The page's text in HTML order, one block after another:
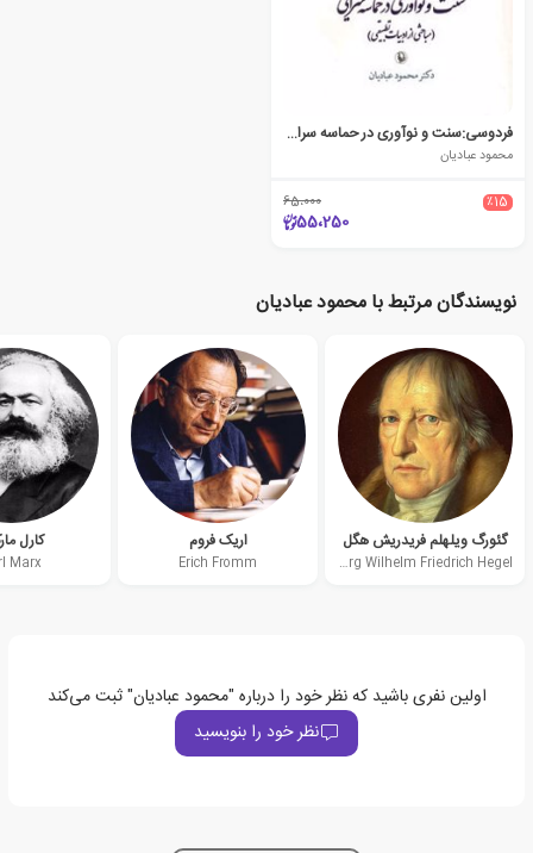
فردوسی:سنت و نوآوری در حماسه سرایی
محمود عبادیان
٪15 65،000
55،250
نویسندگان مرتبط با محمود عبادیان
گئورگ ویلهلم فریدریش هگل
Georg Wilhelm Friedrich Hegel
اریک فروم
Erich Fromm
کارل
Marx
اولین نفری باشید که نظر خود را درباره "محمود عبادیان" ثبت می‌کند
نظر خود را بنویسید